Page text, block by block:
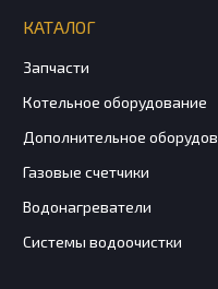
КАТАЛОГ
Запчасти
Котельное оборудование
Дополнительное
Газовые счетчики
Водонагреватели
Системы водоочистки